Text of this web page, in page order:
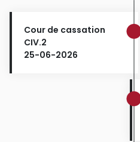
Cour de cassation
CIV.2
25-06-2026